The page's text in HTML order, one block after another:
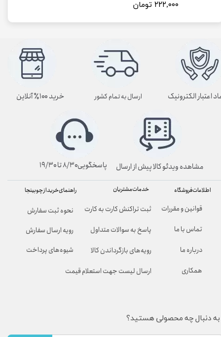
۲۲۲,۰۰۰ تومان
راهنمای خرید از چوبینجا
نحوه ثبت سفارش
رویه ارسال سفارش
شیوه‌های پرداخت
خدمات مشتریان
ثبت تراکنش کارت به کارت
پاسخ به سوالات متداول
رویه‌های بازگرداندن کالا
ارسال لیست جهت استعلام قیمت
اطلاعات فروشگاه
قوانین و مقررات
تماس با ما
درباره ما
همکاری
به دنبال چه محصولی هستید؟
ارسال به تمام کشور
پاسخگویی۸/۳۰ تا ۱۹/۳۰
اعتبار الکترونیک خرید ۱۰۰٪ آنلاین
مشاهده ویدئو کالا پیش از ارسال